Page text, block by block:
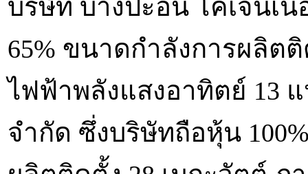
บริษัท บางปะอิน โคเจนเ
65% ขนาดกำลังการผลิตติ
ไฟฟ้าพลังแสงอาทิตย์ 13
จำกัด ซึ่งบริษัทถือหุ้น